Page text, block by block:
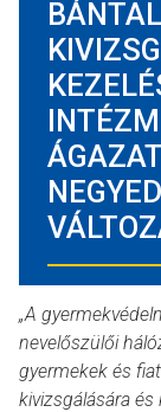
„A
nevelőszülői
gyermekek és
kivizsgálására